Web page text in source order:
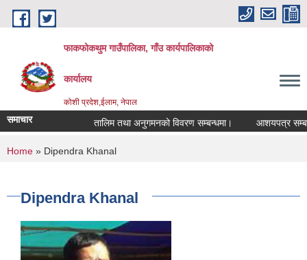
Skip to main content
फाकफोकथुम गाउँपालिका, गाँउ कार्यपालिकाको
कार्यालय
कोशी प्रदेश,ईलाम, नेपाल
समाचार तालिम तथा अनुगमनको विवरण सम्बन्धमा। आशयपत्र
You are here
Home » Dipendra Khanal
Dipendra Khanal